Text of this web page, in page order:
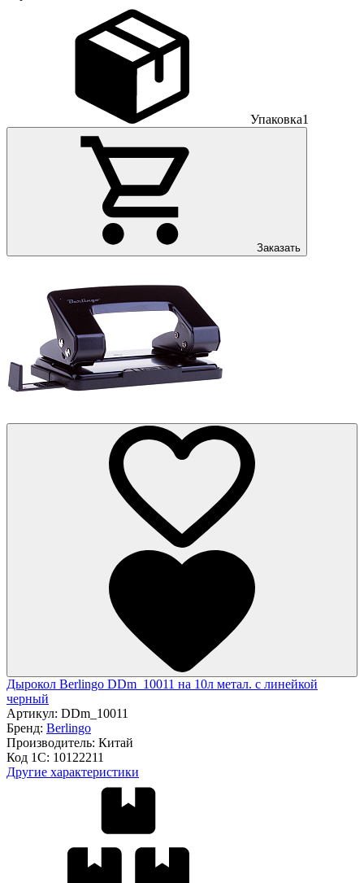
Упаковка1
Заказать
Дырокол Berlingo DDm_10011 на 10л метал. с линейкой
черный
Артикул: DDm_10011
Бренд: Berlingo
Производитель: Китай
Код 1С: 10122211
Другие характеристики